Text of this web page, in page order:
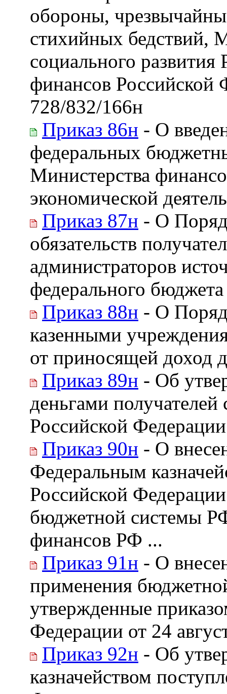
обороны,
стихийных бедствий,
социального
финансов Российской
728/832/166н
Приказ 86н - О
федеральных
Министерства
экономической
Приказ 87н - О
обязательств
администраторов
федерального бюджета
Приказ 88н - О
казенными
от приносящей доход
Приказ 89н - Об
деньгами
Российской Федерации
Приказ 90н - О
Федеральным
Российской
бюджетной системы
финансов РФ ...
Приказ 91н - О
применения
утвержденные
Федерации от 24
Приказ 92н - Об
казначейством